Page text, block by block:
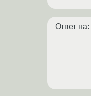
Ответ на: